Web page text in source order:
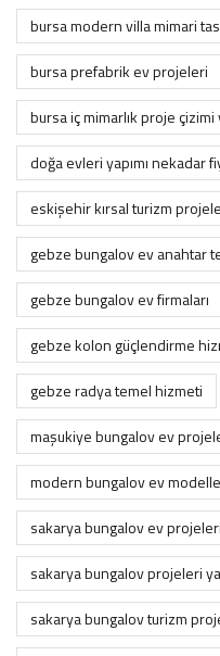
bursa modern villa mimari
bursa prefabrik ev projeleri
bursa i̇ç mimarlık proje
doğa evleri yapımı nekadar
eskişehir kırsal turizm
gebze bungalov ev anahtar
gebze bungalov ev firmaları
gebze kolon güçlendirme
gebze radya temel hizmeti
maşukiye bungalov ev
modern bungalov ev
sakarya bungalov ev projeleri
sakarya bungalov projeleri
sakarya bungalov turizm